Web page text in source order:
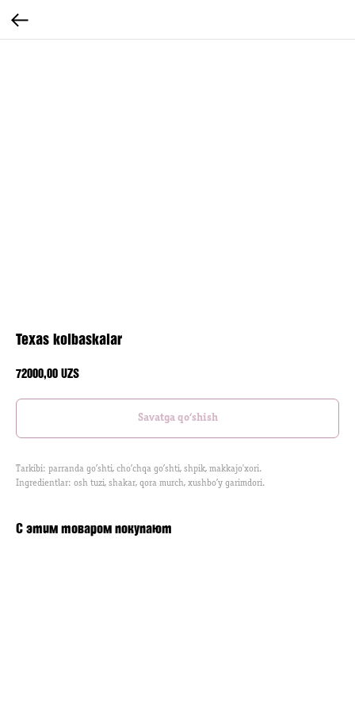
Texas kolbaskalar
72000,00 UZS
Savatga qo‘shish
Tarkibi: parranda go’shti, cho’chqa go’shti, shpik, makkajo'xori.
Ingredientlar: osh tuzi, shakar, qora murch, xushbo’y garimdori.
С этим товаром покупают